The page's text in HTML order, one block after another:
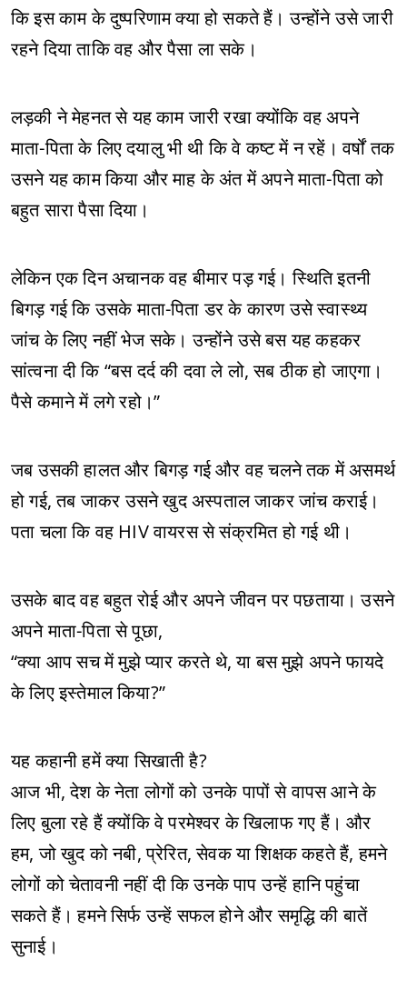
कि इस काम के दुष्परिणाम क्या हो सकते हैं। उन्होंने उसे जारी
रहने दिया ताकि वह और पैसा ला सके।
लड़की ने मेहनत से यह काम जारी रखा क्योंकि वह अपने
माता-पिता के लिए दयालु भी थी कि वे कष्ट में न रहें। वर्षों तक
उसने यह काम किया और माह के अंत में अपने माता-पिता को
बहुत सारा पैसा दिया।
लेकिन एक दिन अचानक वह बीमार पड़ गई। स्थिति इतनी
बिगड़ गई कि उसके माता-पिता डर के कारण उसे स्वास्थ्य
जांच के लिए नहीं भेज सके। उन्होंने उसे बस यह कहकर
सांत्वना दी कि “बस दर्द की दवा ले लो, सब ठीक हो जाएगा।
पैसे कमाने में लगे रहो।”
जब उसकी हालत और बिगड़ गई और वह चलने तक में असमर्थ
हो गई, तब जाकर उसने खुद अस्पताल जाकर जांच कराई।
पता चला कि वह HIV वायरस से संक्रमित हो गई थी।
उसके बाद वह बहुत रोई और अपने जीवन पर पछताया। उसने
अपने माता-पिता से पूछा,
“क्या आप सच में मुझे प्यार करते थे, या बस मुझे अपने फायदे
के लिए इस्तेमाल किया?”
यह कहानी हमें क्या सिखाती है?
आज भी, देश के नेता लोगों को उनके पापों से वापस आने के
लिए बुला रहे हैं क्योंकि वे परमेश्वर के खिलाफ गए हैं। और
हम, जो खुद को नबी, प्रेरित, सेवक या शिक्षक कहते हैं, हमने
लोगों को चेतावनी नहीं दी कि उनके पाप उन्हें हानि पहुंचा
सकते हैं। हमने सिर्फ उन्हें सफल होने और समृद्धि की बातें
सुनाई।